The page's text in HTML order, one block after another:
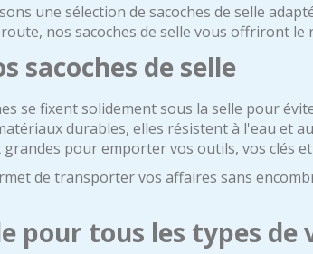
une sélection de sacoches de selle
nos sacoches de selle vous offriront le
sacoches de selle
se fixent solidement sous la selle pour
durables, elles résistent à l'eau et
pour emporter vos outils, vos clés
de transporter vos affaires sans
pour tous les types de